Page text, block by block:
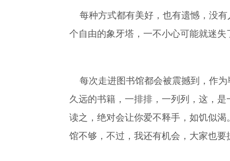
每种方式都有美好，也有遗憾，没
个自由的象牙塔，一不小心可能就迷
每次走进图书馆都会被震撼到，作为
久远的书籍，一排排，一列列，这，
读之，绝对会让你爱不释手，如饥似
馆不够，不过，我还有机会，大家也要